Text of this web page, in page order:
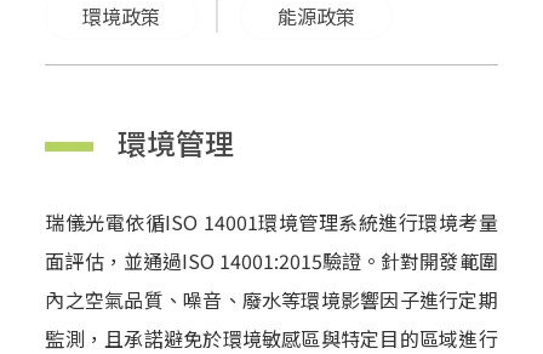
環境政策 能源政策
環境管理
瑞儀光電依循ISO 14001環境管理系統進行環境考量
面評估，並通過ISO 14001:2015驗證。針對開發範圍
內之空氣品質、噪音、廢水等環境影響因子進行定期
監測，且承諾避免於環境敏感區與特定目的區域進行